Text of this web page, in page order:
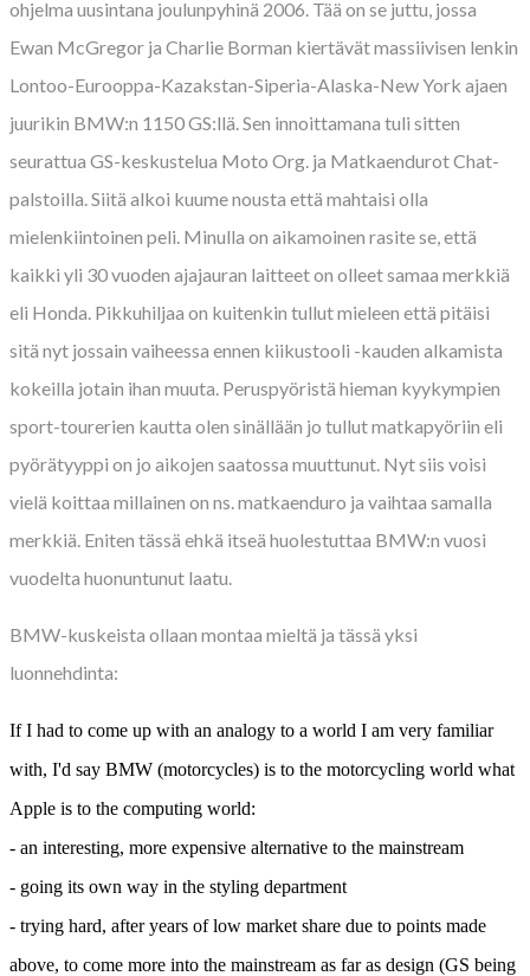
ohjelma uusintana joulunpyhinä 2006. Tää on se juttu, jossa
Ewan McGregor ja Charlie Borman kiertävät massiivisen lenkin
Lontoo-Eurooppa-Kazakstan-Siperia-Alaska-New York ajaen
juurikin BMW:n 1150 GS:llä. Sen innoittamana tuli sitten
seurattua GS-keskustelua Moto Org. ja Matkaendurot Chat-
palstoilla. Siitä alkoi kuume nousta että mahtaisi olla
mielenkiintoinen peli. Minulla on aikamoinen rasite se, että
kaikki yli 30 vuoden ajajauran laitteet on olleet samaa merkkiä
eli Honda. Pikkuhiljaa on kuitenkin tullut mieleen että pitäisi
sitä nyt jossain vaiheessa ennen kiikustooli -kauden alkamista
kokeilla jotain ihan muuta. Peruspyöristä hieman kyykympien
sport-tourerien kautta olen sinällään jo tullut matkapyöriin eli
pyörätyyppi on jo aikojen saatossa muuttunut. Nyt siis voisi
vielä koittaa millainen on ns. matkaenduro ja vaihtaa samalla
merkkiä. Eniten tässä ehkä itseä huolestuttaa BMW:n vuosi
vuodelta huonuntunut laatu.
BMW-kuskeista ollaan montaa mieltä ja tässä yksi
luonnehdinta:
If I had to come up with an analogy to a world I am very familiar
with, I'd say BMW (motorcycles) is to the motorcycling world what
Apple is to the computing world:
- an interesting, more expensive alternative to the mainstream
- going its own way in the styling department
- trying hard, after years of low market share due to points made
above, to come more into the mainstream as far as design (GS being